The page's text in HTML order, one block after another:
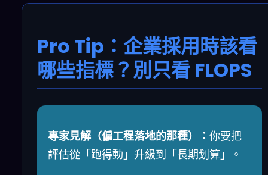
Pro Tip：企業採用時該看
哪些指標？別只看 FLOPS
專家見解（偏工程落地的那種）： 你要把
評估從「跑得動」升級到「長期划算」。